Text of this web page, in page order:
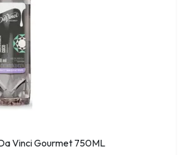
Vinci Gourmet 750ML